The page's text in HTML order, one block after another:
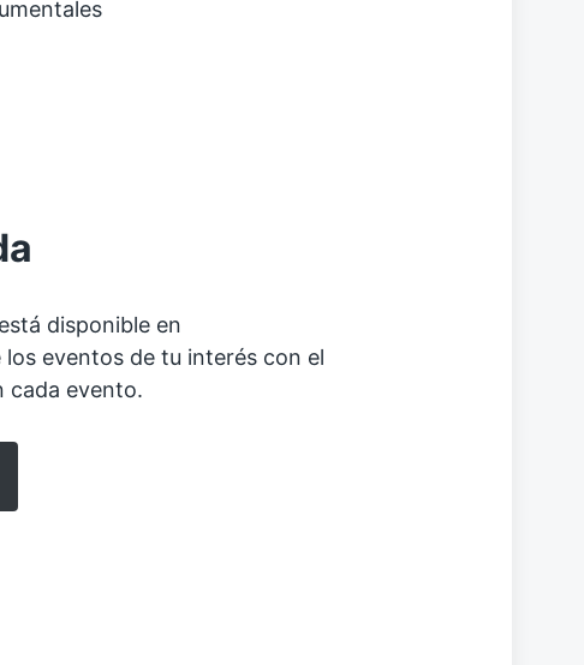
disponible en
los eventos de tu interés con el
cada evento.